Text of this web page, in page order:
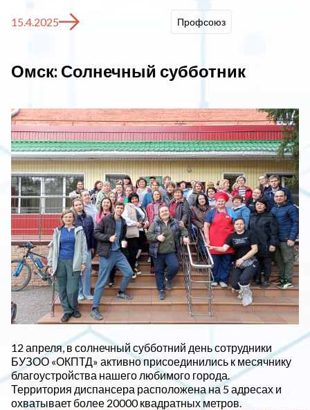
15.4.2025 Профсоюз
Омск: Солнечный субботник
12 апреля, в солнечный субботний день сотрудники
БУЗОО «ОКПТД» активно присоединились к месячнику
благоустройства нашего любимого города.
Территория диспансера расположена на 5 адресах и
охватывает более 20000 квадратных метров.